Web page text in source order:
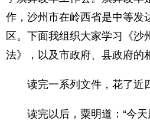
作，沙州市在岭西省是中等发
区。下面我组织大家学习《沙
法》，以及市政府、县政府的
读完一系列文件，花了近四
读完以后，粟明道：“今天